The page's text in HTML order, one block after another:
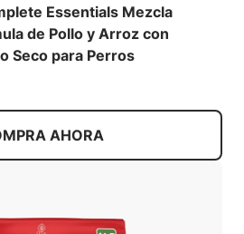
Essentials Mezcla
de Pollo y Arroz con
Seco para Perros
AHORA